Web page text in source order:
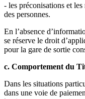
- les préconisations et
des personnes.
En l’absence
se réserve le droit
pour la gare de sortie
c. Comportement du
Dans les situations
dans une voie de